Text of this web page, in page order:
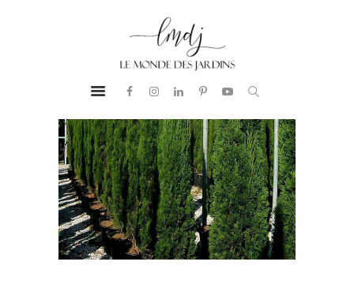
LE MONDE DES JARDINS
Aménagement Paysager
PRESTATIONS
D’ÉTUDES
NOTRE ADN
RÉALISATIONS
GUIDE &
CONSEILS
CONTACT